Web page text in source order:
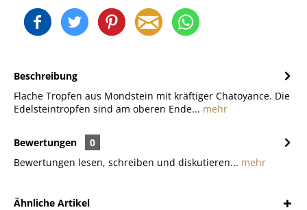
Beschreibung
Flache Tropfen aus Mondstein mit kräftiger Chatoyance. Die
Edelsteintropfen sind am oberen Ende... mehr
Bewertungen
0
Bewertungen lesen, schreiben und diskutieren... mehr
Ähnliche Artikel